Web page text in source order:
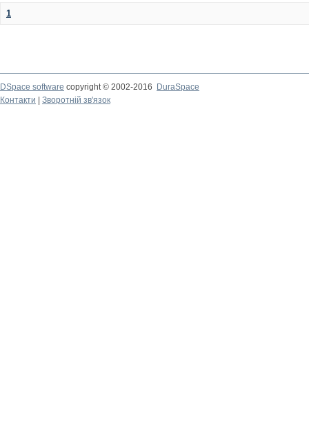
1
DSpace software copyright © 2002-2016
DuraSpace
Контакти
Зворотній зв'язок